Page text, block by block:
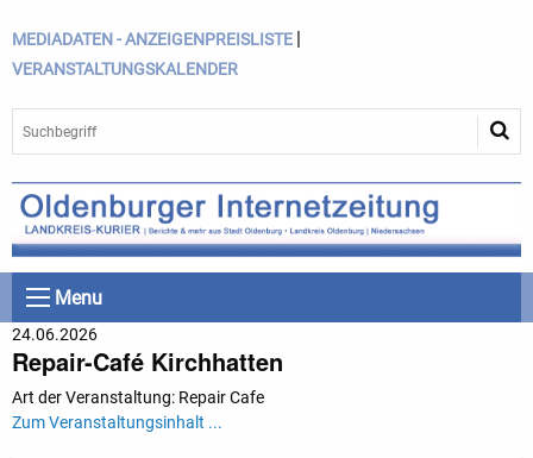
MEDIADATEN - ANZEIGENPREISLISTE |
VERANSTALTUNGSKALENDER
Menu
24.06.2026
Repair-Café Kirchhatten
Art der Veranstaltung: Repair Cafe
Zum Veranstaltungsinhalt ...